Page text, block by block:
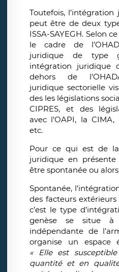
Toutefois,
peut être de deux
ISSA-SAYEGH. Selon
le cadre de
juridique de type
intégration juridique
dehors de
juridique sectorielle
des les législations
CIPRES, et des
avec l’OAPI, la CIMA,
etc.
Pour ce qui est de la
juridique en présente
être spontanée ou
Spontanée,
des facteurs
c’est le type
genèse se situe à
indépendante de
organise un espace
« Elle est
quantité et en